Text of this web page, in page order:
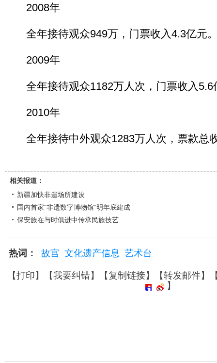
2008年
全年接待观众949万，门票收入4.3亿元
2009年
全年接待观众1182万人次，门票收入5.6
2010年
全年接待中外观众1283万人次，票款总
相关报道：
新疆加快非遗场所建设
国内首家“非遗数字博物馆”明年底建成
保安族在与时俱进中传承民族技艺
热词： 故宫 文化遗产信息 艺术台
【打印】【我要纠错】【复制链接】【转发邮件】
】